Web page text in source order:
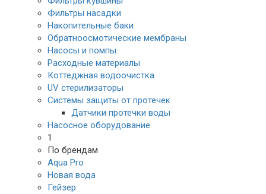
Фильтры насадки
Накопительные баки
Обратноосмотические мембраны
Насосы и помпы
Расходные материалы
Коттеджная водоочистка
UV стерилизаторы
Системы защиты от протечек
Датчики протечки воды
Насосное оборудование
1
По брендам
Aqua Pro
Новая вода
Гейзер